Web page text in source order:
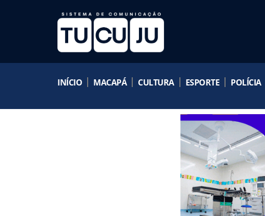
INÍCIO MACAPÁ CULTURA ESPORTE POLÍCIA